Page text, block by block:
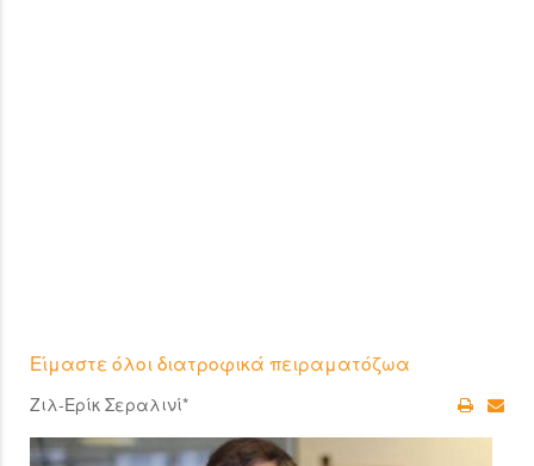
Είμαστε όλοι διατροφικά πειραματόζωα
Ζιλ-Ερίκ Σεραλινί*